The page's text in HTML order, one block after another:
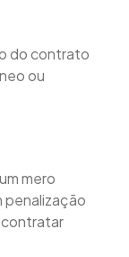
do contrato
ou
mero
penalização
contratar